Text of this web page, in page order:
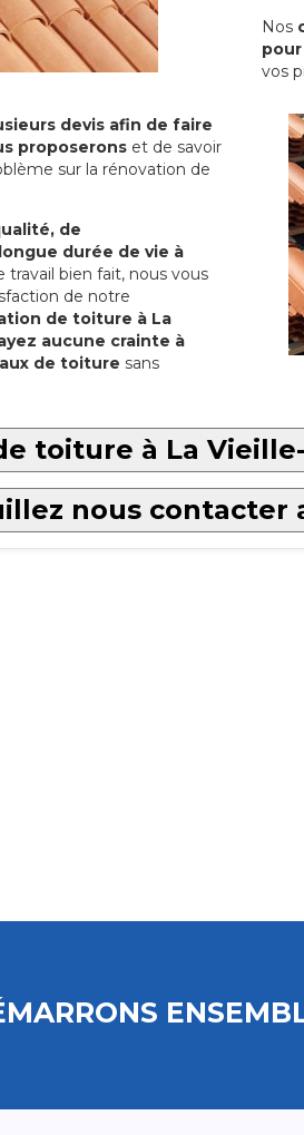
Nos
vos
devis afin de faire
proposerons et de savoir
sur la rénovation de
de
durée de vie à
travail bien fait, nous vous
de notre
de toiture à La
aucune crainte à
de toiture sans
toiture à La
nous contacter